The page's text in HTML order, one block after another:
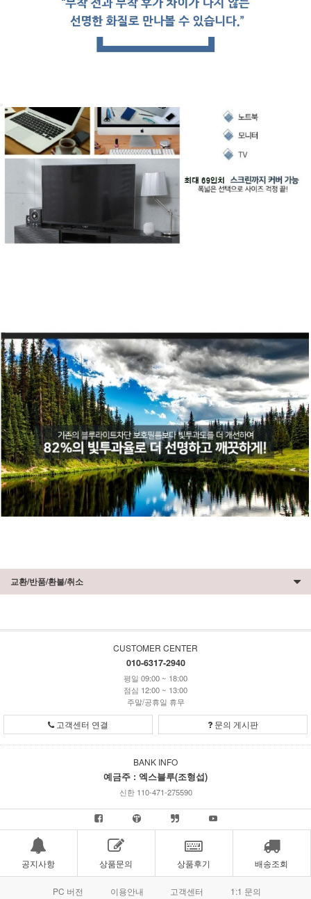
교환/반품/환불/취소
CUSTOMER CENTER
010-6317-2940
평일 09:00 ~ 18:00
점심 12:00 ~ 13:00
주말/공휴일 휴무
고객센터 연결 문의 게시판
BANK INFO
예금주 : 엑스블루(조형섭)
신한 110-471-275590
공지사항 상품문의 상품후기 배송조회
PC 버전 이용안내 고객센터 1:1 문의